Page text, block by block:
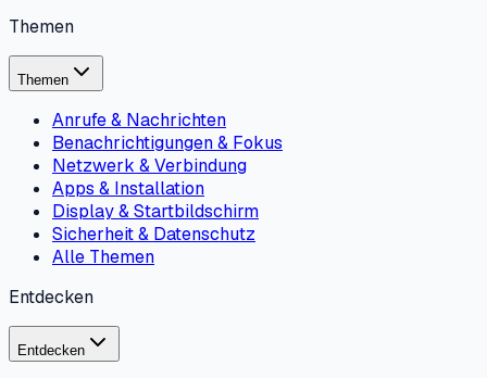
Themen
Themen
Anrufe & Nachrichten
Benachrichtigungen & Fokus
Netzwerk & Verbindung
Apps & Installation
Display & Startbildschirm
Sicherheit & Datenschutz
Alle Themen
Entdecken
Entdecken